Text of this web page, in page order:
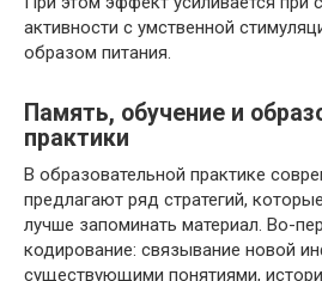
активности с умственной
образом питания.
Память, обучение и
практики
В образовательной практике
предлагают ряд стратегий,
лучше запоминать материал. Во-
кодирование: связывание новой
существующими понятиями,